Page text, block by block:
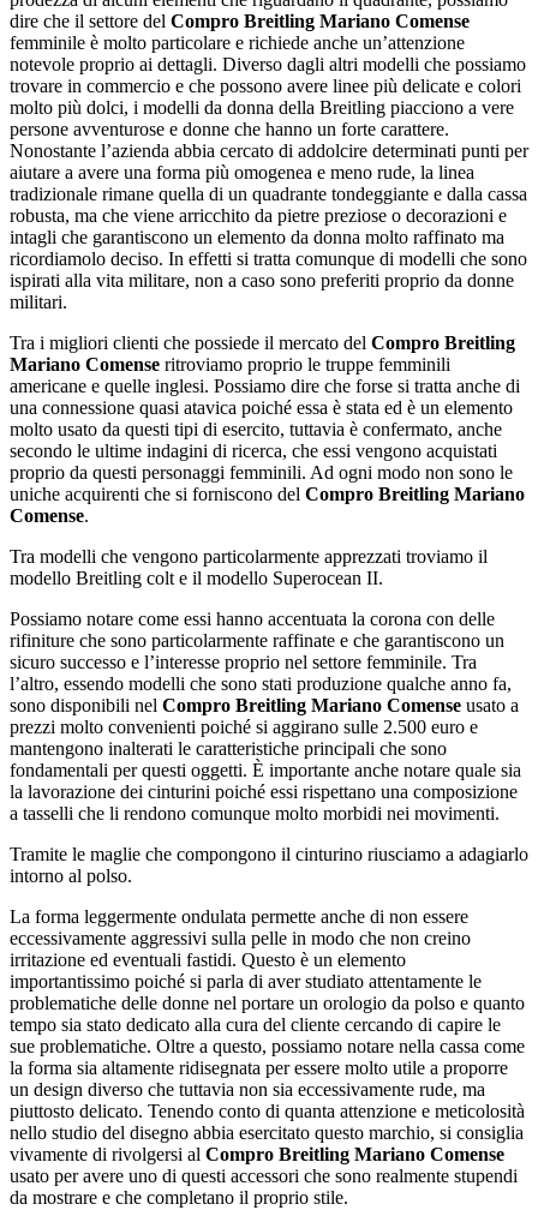
dire che il settore del Compro Breitling Mariano Comense
femminile è molto particolare e richiede anche un’attenzione
notevole proprio ai dettagli. Diverso dagli altri modelli che possiamo
trovare in commercio e che possono avere linee più delicate e colori
molto più dolci, i modelli da donna della Breitling piacciono a vere
persone avventurose e donne che hanno un forte carattere.
Nonostante l’azienda abbia cercato di addolcire determinati punti per
aiutare a avere una forma più omogenea e meno rude, la linea
tradizionale rimane quella di un quadrante tondeggiante e dalla cassa
robusta, ma che viene arricchito da pietre preziose o decorazioni e
intagli che garantiscono un elemento da donna molto raffinato ma
ricordiamolo deciso. In effetti si tratta comunque di modelli che sono
ispirati alla vita militare, non a caso sono preferiti proprio da donne
militari.
Tra i migliori clienti che possiede il mercato del Compro Breitling
Mariano Comense ritroviamo proprio le truppe femminili
americane e quelle inglesi. Possiamo dire che forse si tratta anche di
una connessione quasi atavica poiché essa è stata ed è un elemento
molto usato da questi tipi di esercito, tuttavia è confermato, anche
secondo le ultime indagini di ricerca, che essi vengono acquistati
proprio da questi personaggi femminili. Ad ogni modo non sono le
uniche acquirenti che si forniscono del Compro Breitling Mariano
Comense.
Tra modelli che vengono particolarmente apprezzati troviamo il
modello Breitling colt e il modello Superocean II.
Possiamo notare come essi hanno accentuata la corona con delle
rifiniture che sono particolarmente raffinate e che garantiscono un
sicuro successo e l’interesse proprio nel settore femminile. Tra
l’altro, essendo modelli che sono stati produzione qualche anno fa,
sono disponibili nel Compro Breitling Mariano Comense usato a
prezzi molto convenienti poiché si aggirano sulle 2.500 euro e
mantengono inalterati le caratteristiche principali che sono
fondamentali per questi oggetti. È importante anche notare quale sia
la lavorazione dei cinturini poiché essi rispettano una composizione
a tasselli che li rendono comunque molto morbidi nei movimenti.
Tramite le maglie che compongono il cinturino riusciamo a adagiarlo
intorno al polso.
La forma leggermente ondulata permette anche di non essere
eccessivamente aggressivi sulla pelle in modo che non creino
irritazione ed eventuali fastidi. Questo è un elemento
importantissimo poiché si parla di aver studiato attentamente le
problematiche delle donne nel portare un orologio da polso e quanto
tempo sia stato dedicato alla cura del cliente cercando di capire le
sue problematiche. Oltre a questo, possiamo notare nella cassa come
la forma sia altamente ridisegnata per essere molto utile a proporre
un design diverso che tuttavia non sia eccessivamente rude, ma
piuttosto delicato. Tenendo conto di quanta attenzione e meticolosità
nello studio del disegno abbia esercitato questo marchio, si consiglia
vivamente di rivolgersi al Compro Breitling Mariano Comense
usato per avere uno di questi accessori che sono realmente stupendi
da mostrare e che completano il proprio stile.